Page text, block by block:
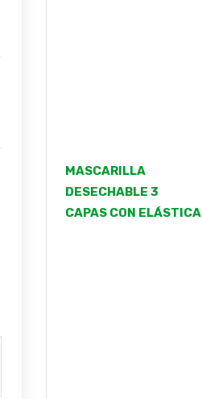
MASCARILLA
DESECHABLE 3
CAPAS CON ELÁSTICA